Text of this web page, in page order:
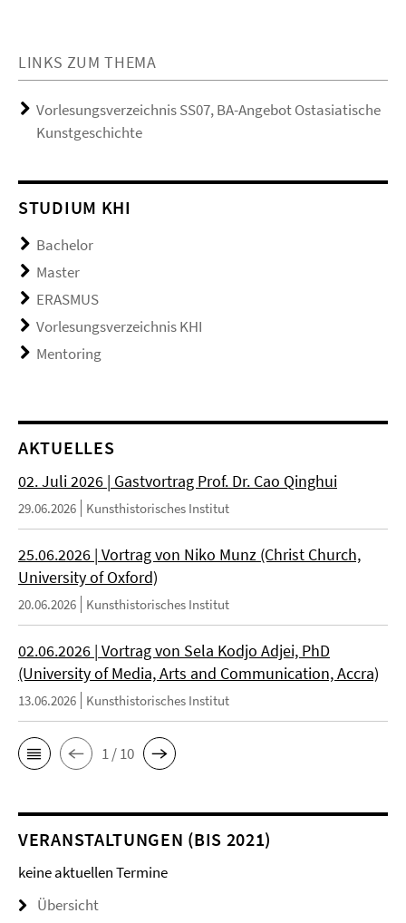
LINKS ZUM THEMA
Vorlesungsverzeichnis SS07, BA-Angebot Ostasiatische
Kunstgeschichte
STUDIUM KHI
Bachelor
Master
ERASMUS
Vorlesungsverzeichnis KHI
Mentoring
AKTUELLES
02. Juli 2026 | Gastvortrag Prof. Dr. Cao Qinghui
29.06.2026 Kunsthistorisches Institut
25.06.2026 | Vortrag von Niko Munz (Christ Church,
University of Oxford)
20.06.2026 Kunsthistorisches Institut
02.06.2026 | Vortrag von Sela Kodjo Adjei, PhD
(University of Media, Arts and Communication, Accra)
13.06.2026 Kunsthistorisches Institut
1 / 10
VERANSTALTUNGEN (BIS 2021)
keine aktuellen Termine
Übersicht